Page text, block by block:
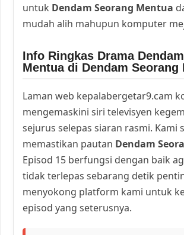
untuk Dendam Seorang Mentua
mudah alih mahupun komputer
Info Ringkas Drama
Mentua di Dendam Seorang
Laman web kepalabergetar9.cam
mengemaskini siri televisyen
sejurus selepas siaran rasmi. Kami
memastikan pautan Dendam
Episod 15 berfungsi dengan baik
tidak terlepas sebarang detik
menyokong platform kami untuk
episod yang seterusnya.